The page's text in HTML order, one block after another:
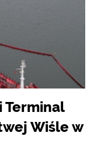
Terminal
Wiśle w